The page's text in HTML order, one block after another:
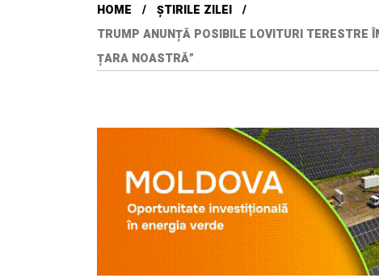
HOME
ȘTIRILE ZILEI
TRUMP ANUNȚĂ POSIBILE LOVITURI TERESTRE
ȚARA NOASTRĂ”